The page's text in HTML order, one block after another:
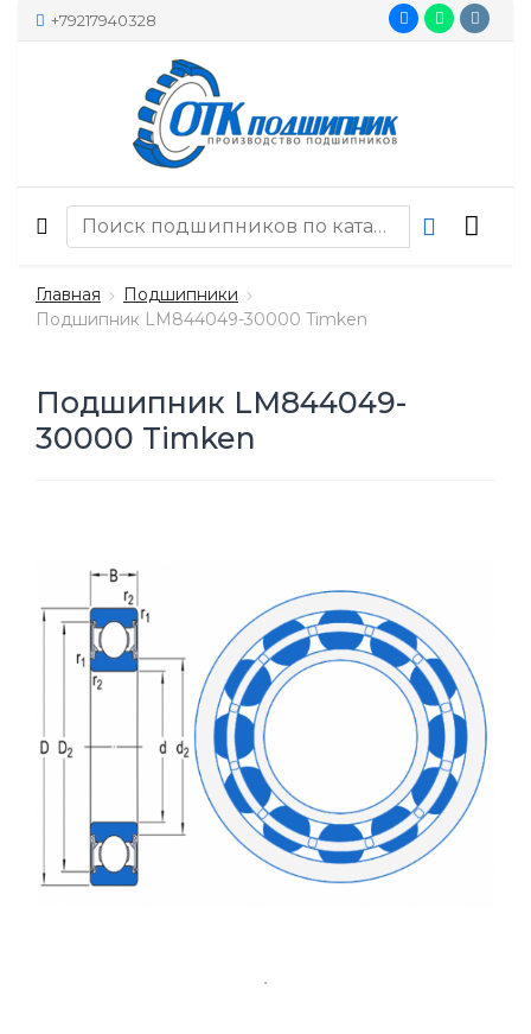
+79217940328
Главная
Подшипники
Подшипник LM844049-30000 Timken
Подшипник LM844049-
30000 Timken